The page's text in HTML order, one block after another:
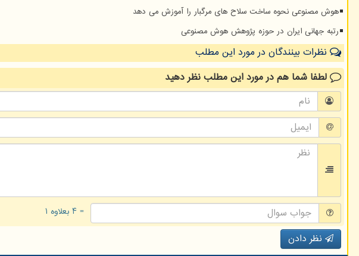
هوش مصنوعی نحوه ساخت سلاح های مرگبار را آموزش می دهد
رتبه جهانی ایران در حوزه پژوهش هوش مصنوعی
نظرات بینندگان در مورد این مطلب
لطفا شما همدر مورد این مطلبنظر دهید
= ۴ بعلاوه ۱
نظر دادن